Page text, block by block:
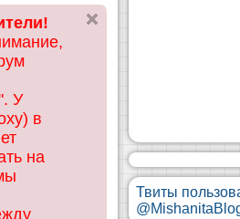
У
в
на
Твиты